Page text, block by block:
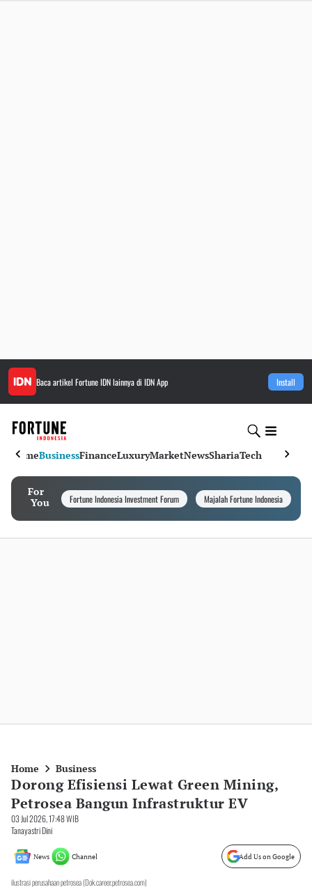
Baca artikel Fortune IDNlainnya di IDN App Install
HomeBusinessFinanceLuxuryMarketNewsShariaTech
For
You
Fortune Indonesia Investment Forum Majalah Fortune Indonesia
Home Business
Dorong Efisiensi Lewat Green Mining,
Petrosea Bangun Infrastruktur EV
03 Jul 2026, 17:48 WIB
Tanayastri Dini
News Channel Add Us on Google
ilustrasi perusahaan petrosea (Dok.career.petrosea.com)